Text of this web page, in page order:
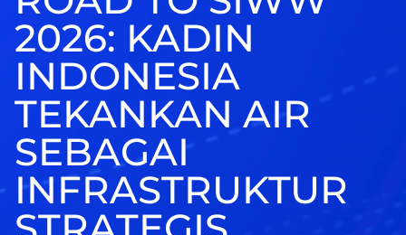
2026: KADIN
INDONESIA
TEKANKAN AIR
SEBAGAI
INFRASTRUKTUR